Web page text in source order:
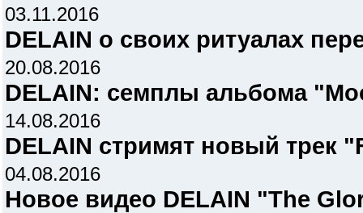
03.11.2016
DELAIN о своих ритуалах
20.08.2016
DELAIN: семплы альбома
14.08.2016
DELAIN стримят новый трек
04.08.2016
Новое видео DELAIN "The